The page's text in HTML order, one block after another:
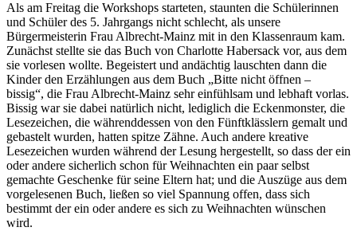
Als am Freitag die Workshops starteten, staunten die Schülerinnen
und Schüler des 5. Jahrgangs nicht schlecht, als unsere
Bürgermeisterin Frau Albrecht-Mainz mit in den Klassenraum kam.
Zunächst stellte sie das Buch von Charlotte Habersack vor, aus dem
sie vorlesen wollte. Begeistert und andächtig lauschten dann die
Kinder den Erzählungen aus dem Buch „Bitte nicht öffnen –
bissig“, die Frau Albrecht-Mainz sehr einfühlsam und lebhaft vorlas.
Bissig war sie dabei natürlich nicht, lediglich die Eckenmonster, die
Lesezeichen, die währenddessen von den Fünftklässlern gemalt und
gebastelt wurden, hatten spitze Zähne. Auch andere kreative
Lesezeichen wurden während der Lesung hergestellt, so dass der ein
oder andere sicherlich schon für Weihnachten ein paar selbst
gemachte Geschenke für seine Eltern hat; und die Auszüge aus dem
vorgelesenen Buch, ließen so viel Spannung offen, dass sich
bestimmt der ein oder andere es sich zu Weihnachten wünschen
wird.